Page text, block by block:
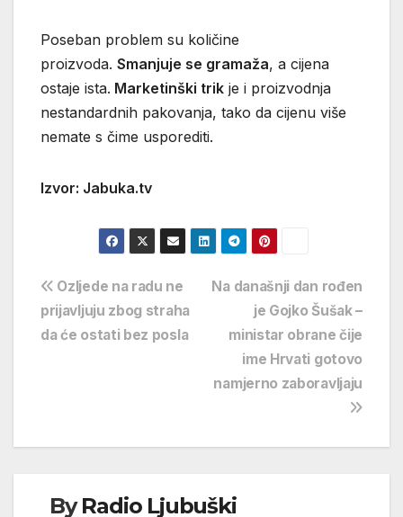
Poseban problem su količine
proizvoda. Smanjuje se gramaža, a cijena
ostaje ista. Marketinški trik je i proizvodnja
nestandardnih pakovanja, tako da cijenu više
nemate s čime usporediti.
Izvor: Jabuka.tv
Navigacija
objava
Na današnji dan rođen
je Gojko Šušak –
ministar obrane čije
ime Hrvati gotovo
namjerno zaboravljaju
Ozljede na radu ne
prijavljuju zbog straha
da će ostati bez posla
ByRadio Ljubuški